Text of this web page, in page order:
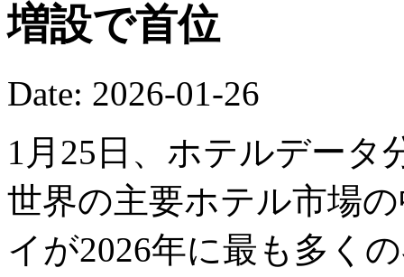
増設で首位
Date: 2026-01-26
1月25日、ホテルデータ
世界の主要ホテル市場
イが2026年に最も多く